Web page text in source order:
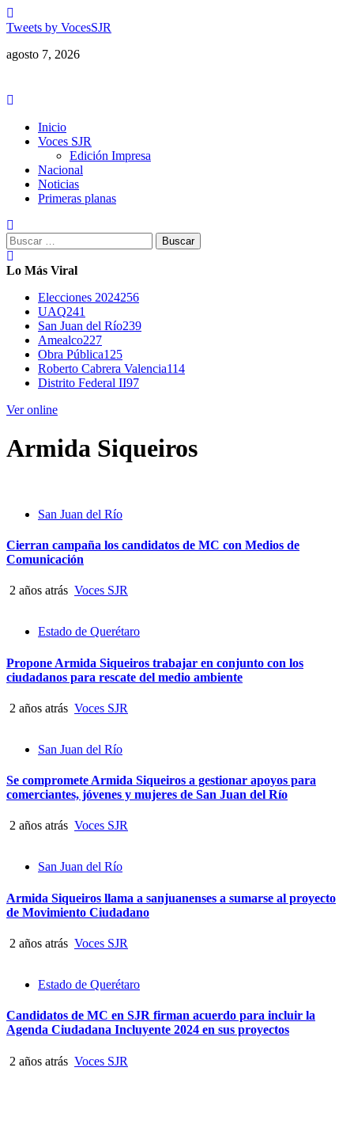
Saltar
al
Tweets by VocesSJR
agosto 7, 2026
Inicio
Voces SJR
Edición Impresa
Nacional
Noticias
Primeras planas
Buscar:
Lo Más Viral
Elecciones 2024256
UAQ241
San Juan del Río239
Amealco227
Obra Pública125
Roberto Cabrera Valencia114
Distrito Federal II97
Ver online
Armida Siqueiros
San Juan del Río
Cierran campaña los candidatos de MC con Medios de
Comunicación
2 años atrás Voces SJR
Estado de Querétaro
Propone Armida Siqueiros trabajar en conjunto con los
ciudadanos para rescate del medio ambiente
2 años atrás Voces SJR
San Juan del Río
Se compromete Armida Siqueiros a gestionar apoyos para
comerciantes, jóvenes y mujeres de San Juan del Río
2 años atrás Voces SJR
San Juan del Río
Armida Siqueiros llama a sanjuanenses a sumarse al proyecto
de Movimiento Ciudadano
2 años atrás Voces SJR
Estado de Querétaro
Candidatos de MC en SJR firman acuerdo para incluir la
Agenda Ciudadana Incluyente 2024 en sus proyectos
2 años atrás Voces SJR